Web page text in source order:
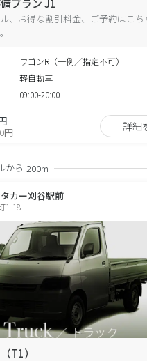
プラン J1
、お得な割引料金、ご予約はこ
ワゴンR（一例／指定不可）
軽自動車
09:00-20:00
円 詳細
から 200m
カー刈谷駅前
1-18
T1）